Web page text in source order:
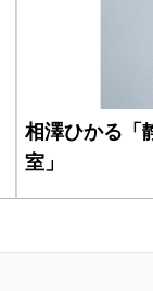
相澤ひかる「
室」